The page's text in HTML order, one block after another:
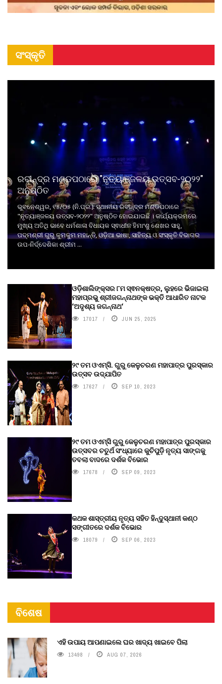
ସଂସ୍କୃତି
ରବୀନ୍ଦ୍ର ମଣ୍ଡପଠାରେ "ନୃତ୍ୟାଞ୍ଜଳୟ ଉତ୍ସବ-୨୦୨୨"
ଅନୁଷ୍ଠିତ
ଭୁବନେଶ୍ୱର, ୧୫/୦୫ (ନି.ପ୍ର.): ସ୍ଥାନୀୟ ରବୀନ୍ଦ୍ର ମଣ୍ଡପଠାରେ
"ନୃତ୍ୟାଞ୍ଜଳୟ ଉତ୍ସବ-୨୦୨୨" ଅନୁଷ୍ଠିତ ହୋଇଯାଇଛି । କାର୍ଯ୍ୟକ୍ରମରେ
ମୁଖ୍ୟ ଅତିଥି ଭାବେ ଧର୍ମଶାଳା ବିଧାୟକ ସ୍ଵାଧୀନ ହିମାଂଶୁ ଶେଖର ସାହୁ,
ପଦ୍ମଶ୍ରୀ ଗୁରୁ କୁମକୁମ ମହାନ୍ତି, ଓଡ଼ିଆ ଭାଷା, ସାହିତ୍ୟ ଓ ସଂସ୍କୃତି ବିଭାଗର
ଉପ-ନିର୍ଦ୍ଦେଶିକା ଶ୍ରୀମ ...
ଓଡ଼ିଶାଲିଙ୍କ୍ସର ୮ମ ସ୍ଵନକ୍ଷତ୍ର, ଲୁହରେ ଭିଜାଇଲା
ମହାପ୍ରଭୁ ଶ୍ରୀଜଗନ୍ନାଥଙ୍କ ଭକ୍ତି ଆଧାରିତ ନାଟକ
‘ଅଦୃଶ୍ୟ ଜଗନ୍ନାଥ‘
17017 JUN 25, 2025
୨୯ ତମ ଓଏମ୍‌ସି. ଗୁରୁ କେଳୁଚରଣ ମହାପାତ୍ର ପୁରସ୍କାର
ଉତ୍ସବ ଉଦ୍‍ଯାପିତ
17627 SEP 10, 2023
୨୯ ତମ ଓଏମ୍‌ସି ଗୁରୁ କେଳୁଚରଣ ମହାପାତ୍ର ପୁରସ୍କାର
ଉତ୍ସବର ଚତୁର୍ଥ ସଂଧ୍ୟାରେ କୁଚିପୁଡ଼ି ନୃତ୍ୟ ସାଙ୍ଗକୁ
ତବଲା ବାଦରେ ଦର୍ଶକ ବିଭୋର
17678 SEP 09, 2023
କଥକ ଶାସ୍ତ୍ରୀୟ ନୃତ୍ୟ ସହିତ ହିନ୍ଦୁସ୍ଥାନୀ କଣ୍ଠ
ସଙ୍ଗୀତରେ ଦର୍ଶକ ବିଭୋର
18079 SEP 06, 2023
ବିଶେଷ
ଏହି ଉପାୟ ଆପଣାଇଲେ ଘର ଖାଦ୍ୟ ଖାଇବେ ପିଲା
13498 AUG 07, 2026